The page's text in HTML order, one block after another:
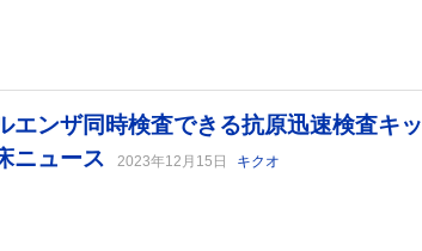
エンザ同時検査できる抗原迅速検査キッ
ニュース
2023年12月15日 キクオ